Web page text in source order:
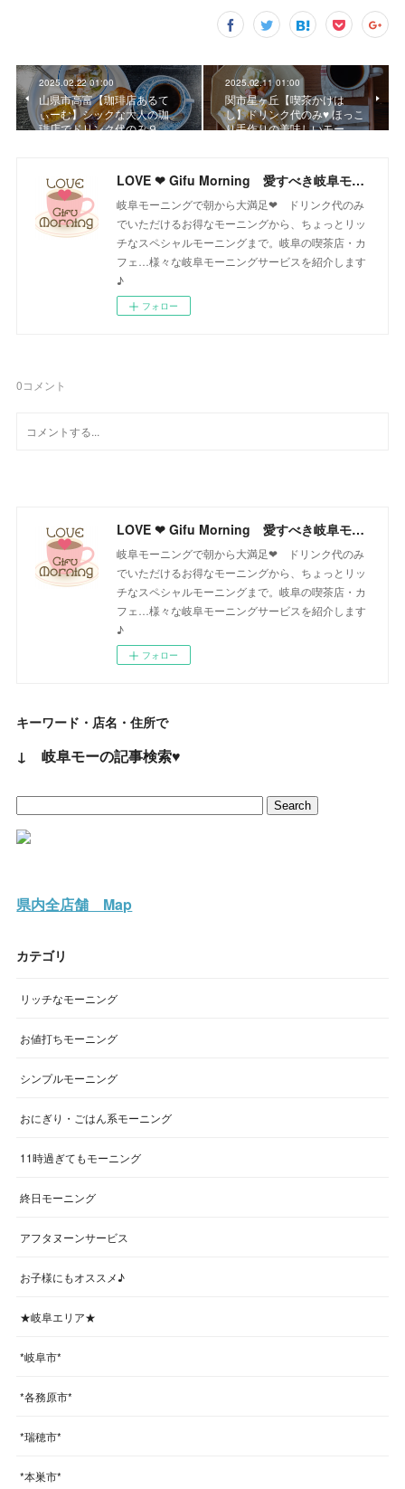
2025.02.22 01:00
山県市高富【珈琲店あるて
ぃーむ】シックな大人の珈
琲店でドリンク代のみ９…
2025.02.11 01:00
関市星ヶ丘【喫茶かけは
し】ドリンク代のみ♥ ほっこ
り手作りの美味しいモー…
LOVE ❤ Gifu Morning 愛すべき岐阜モーニング♪
岐阜モーニングで朝から大満足❤ ドリンク代のみ
でいただけるお得なモーニングから、ちょっとリッ
チなスペシャルモーニングまで。岐阜の喫茶店・カ
フェ…様々な岐阜モーニングサービスを紹介します
♪
フォロー
0コメント
LOVE ❤ Gifu Morning 愛すべき岐阜モーニング♪
岐阜モーニングで朝から大満足❤ ドリンク代のみ
でいただけるお得なモーニングから、ちょっとリッ
チなスペシャルモーニングまで。岐阜の喫茶店・カ
フェ…様々な岐阜モーニングサービスを紹介します
♪
フォロー
キーワード・店名・住所で
↓ 岐阜モーの記事検索♥
県内全店舗 Map
カテゴリ
リッチなモーニング
お値打ちモーニング
シンプルモーニング
おにぎり・ごはん系モーニング
11時過ぎてもモーニング
終日モーニング
アフタヌーンサービス
お子様にもオススメ♪
★岐阜エリア★
*岐阜市*
*各務原市*
*瑞穂市*
*本巣市*